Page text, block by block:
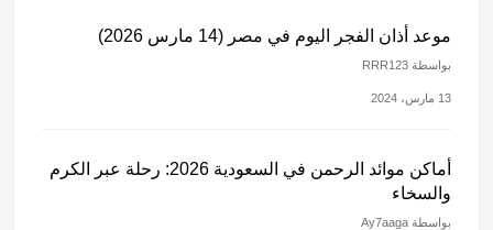
موعد أذان الفجر اليوم في مصر (14 مارس 2026)
بواسطة RRR123
13 مارس، 2024
أماكن موائد الرحمن في السعودية 2026: رحلة عبر الكرم
والسخاء
بواسطة Ay7aaga